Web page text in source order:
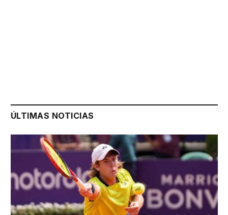
ÚLTIMAS NOTICIAS